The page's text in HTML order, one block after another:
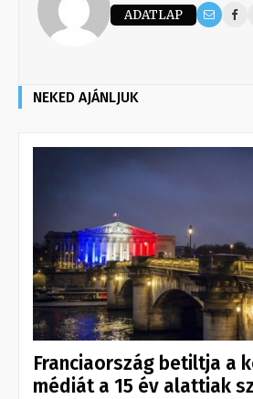
ADATLAP
NEKED AJÁNLJUK
Franciaország betiltja a
médiát a 15 év alattiak